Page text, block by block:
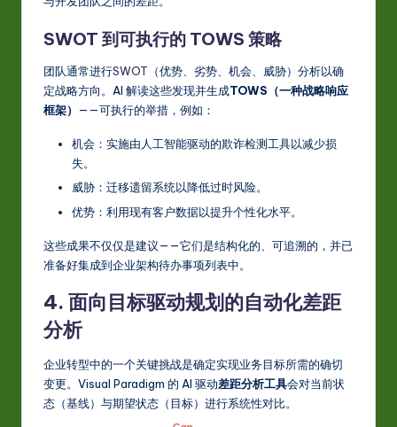
SWOT 到可执行的 TOWS 策略
团队通常进行SWOT （优势、劣势、机会、威胁）分析以确
定战略方向。AI 解读这些发现并生成TOWS（一种战略响应
框架）
——可执行的举措，例如：
机会：实施由人工智能驱动的欺诈检测工具以减少损
失。
威胁：迁移遗留系统以降低过时风险。
优势：利用现有客户数据以提升个性化水平。
这些成果不仅仅是建议——它们是结构化的、可追溯的，并已
准备好集成到企业架构待办事项列表中。
4. 面向目标驱动规划的自动化差距
分析
企业转型中的一个关键挑战是确定实现业务目标所需的确切
变更。Visual Paradigm 的 AI 驱动差距分析工具会对当前状
态（基线）与期望状态（目标）进行系统性对比。